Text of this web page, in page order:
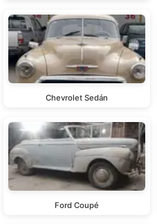
Chevrolet Sedán
Ford Coupé